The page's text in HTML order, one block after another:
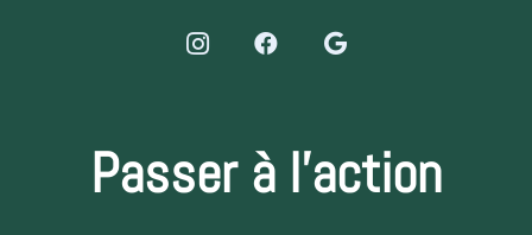
Passer à l’action